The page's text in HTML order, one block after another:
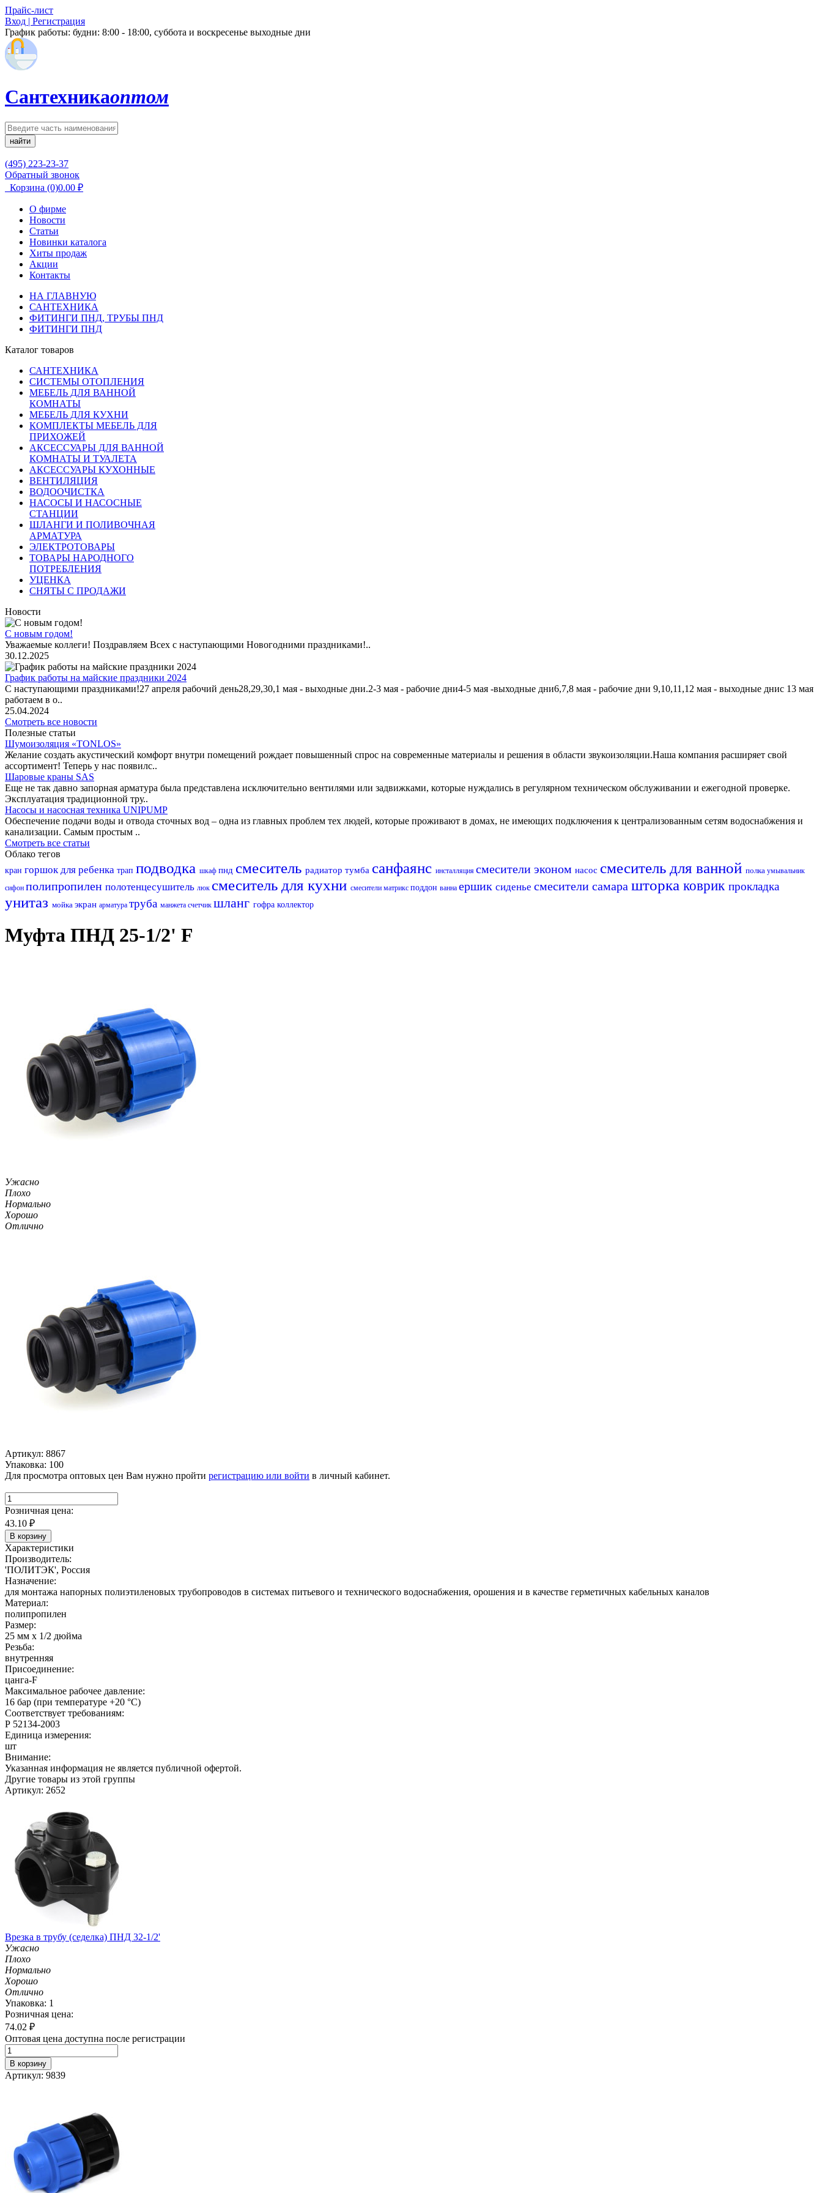
Прайс-лист
Вход | Регистрация
График работы: будни: 8:00 - 18:00, суббота и воскресенье выходные дни
Сантехникаоптом
найти
(495) 223-23-37
Обратный звонок
Корзина (0)0.00 ₽
О фирме
Новости
Статьи
Новинки каталога
Хиты продаж
Акции
Контакты
НА ГЛАВНУЮ
САНТЕХНИКА
ФИТИНГИ ПНД, ТРУБЫ ПНД
ФИТИНГИ ПНД
Каталог товаров
САНТЕХНИКА
СИСТЕМЫ ОТОПЛЕНИЯ
МЕБЕЛЬ ДЛЯ ВАННОЙ
КОМНАТЫ
МЕБЕЛЬ ДЛЯ КУХНИ
КОМПЛЕКТЫ МЕБЕЛЬ ДЛЯ
ПРИХОЖЕЙ
АКСЕССУАРЫ ДЛЯ ВАННОЙ
КОМНАТЫ И ТУАЛЕТА
АКСЕССУАРЫ КУХОННЫЕ
ВЕНТИЛЯЦИЯ
ВОДООЧИСТКА
НАСОСЫ И НАСОСНЫЕ
СТАНЦИИ
ШЛАНГИ И ПОЛИВОЧНАЯ
АРМАТУРА
ЭЛЕКТРОТОВАРЫ
ТОВАРЫ НАРОДНОГО
ПОТРЕБЛЕНИЯ
УЦЕНКА
СНЯТЫ С ПРОДАЖИ
Новости
С новым годом!
Уважаемые коллеги! Поздравляем Всех с наступающими Новогодними праздниками!..
30.12.2025
График работы на майские праздники 2024
С наступающими праздниками!27 апреля рабочий день28,29,30,1 мая - выходные дни.2-3 мая - рабочие дни4-5 мая -выходные дни6,7,8 мая - рабочие дни 9,10,11,12 мая - выходные днис 13 мая
работаем в о..
25.04.2024
Смотреть все новости
Полезные статьи
Шумоизоляция «TONLOS»
Желание создать акустический комфорт внутри помещений рождает повышенный спрос на современные материалы и решения в области звукоизоляции.Наша компания расширяет свой
ассортимент! Теперь у нас появилс..
Шаровые краны SAS
Еще не так давно запорная арматура была представлена исключительно вентилями или задвижками, которые нуждались в регулярном техническом обслуживании и ежегодной проверке.
Эксплуатация традиционной тру..
Насосы и насосная техника UNIPUMP
Обеспечение подачи воды и отвода сточных вод – одна из главных проблем тех людей, которые проживают в домах, не имеющих подключения к централизованным сетям водоснабжения и
канализации. Самым простым ..
Смотреть все статьи
Облако тегов
кран горшок для ребенка трап подводка шкаф пнд смеситель радиатор тумба санфаянс инсталляция смесители эконом насос смеситель для ванной полка умывальник
сифон полипропилен полотенцесушитель люк смеситель для кухни смесители матрикс поддон ванна ершик сиденье смесители самара шторка коврик прокладка
унитаз мойка экран арматура труба манжета счетчик шланг гофра коллектор
Муфта ПНД 25-1/2' F
Ужасно
Плохо
Нормально
Хорошо
Отлично
Артикул: 8867
Упаковка: 100
Для просмотра оптовых цен Вам нужно пройти регистрацию или войти в личный кабинет.
Розничная цена:
43.10 ₽
В корзину
Характеристики
Производитель:
'ПОЛИТЭК', Россия
Назначение:
для монтажа напорных полиэтиленовых трубопроводов в системах питьевого и технического водоснабжения, орошения и в качестве герметичных кабельных каналов
Материал:
полипропилен
Размер:
25 мм х 1/2 дюйма
Резьба:
внутренняя
Присоединение:
цанга-F
Максимальное рабочее давление:
16 бар (при температуре +20 °C)
Соответствует требованиям:
Р 52134-2003
Единица измерения:
шт
Внимание:
Указанная информация не является публичной офертой.
Другие товары из этой группы
Артикул: 2652
Врезка в трубу (седелка) ПНД 32-1/2'
Ужасно
Плохо
Нормально
Хорошо
Отлично
Упаковка: 1
Розничная цена:
74.02 ₽
Оптовая цена доступна после регистрации
В корзину
Артикул: 9839